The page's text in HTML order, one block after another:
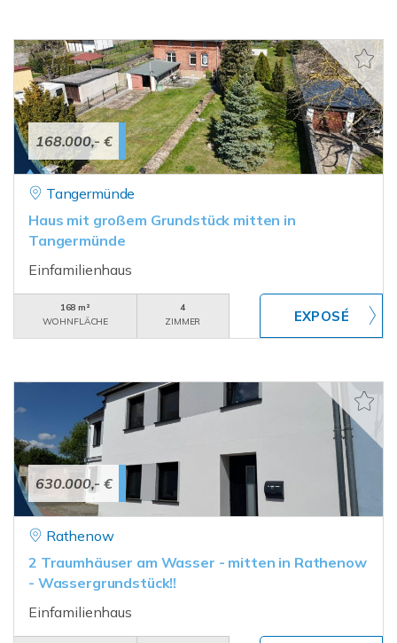
168.000,- €
Tangermünde
Haus mit großem Grundstück mitten in
Tangermünde
Einfamilienhaus
168 m²
WOHNFLÄCHE
4
ZIMMER
630.000,- €
Rathenow
2 Traumhäuser am Wasser - mitten in Rathenow
- Wassergrundstück!!
Einfamilienhaus